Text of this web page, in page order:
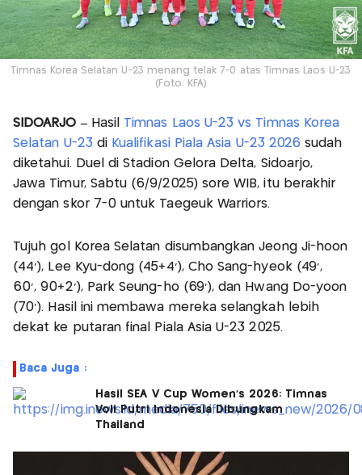
Timnas Korea Selatan U-23 menang telak 7-0 atas Timnas Laos U-23
(Foto: KFA)
SIDOARJO –Hasil Timnas Laos U-23 vs Timnas Korea
Selatan U-23di Kualifikasi Piala Asia U-23 2026 sudah
diketahui. Duel di Stadion Gelora Delta, Sidoarjo,
Jawa Timur, Sabtu (6/9/2025) sore WIB, itu berakhir
dengan skor 7-0 untuk Taegeuk Warriors.
Tujuh gol Korea Selatan disumbangkan Jeong Ji-hoon
(44’), Lee Kyu-dong (45+4’), Cho Sang-hyeok (49’,
60’, 90+2’), Park Seung-ho (69’), dan Hwang Do-yoon
(70’). Hasil ini membawa mereka selangkah lebih
dekat ke putaran final Piala Asia U-23 2025.
Baca Juga :
Hasil SEA V Cup Women's 2026: Timnas
Voli Putri Indonesia Dibungkam
Thailand